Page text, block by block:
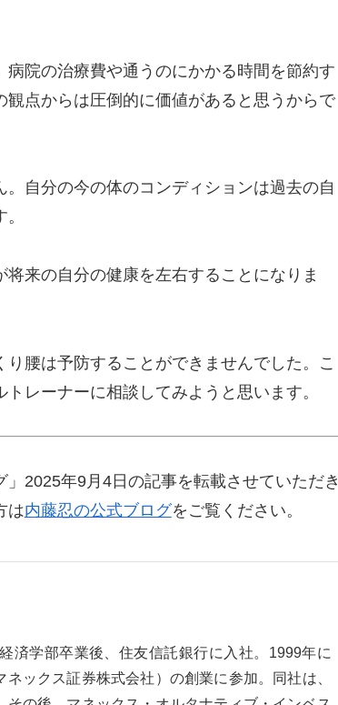
院の治療費や通うのにかかる時間を節約す
点からは圧倒的に価値があると思うからで
自分の今の体のコンディションは過去の自
来の自分の健康を左右することになりま
腰は予防することができませんでした。こ
レーナーに相談してみようと思います。
2025年9月4日の記事を転載させていただき
は内藤忍の公式ブログをご覧ください。
済学部卒業後、住友信託銀行に入社。1999年に
ックス証券株式会社）の創業に参加。同社は、